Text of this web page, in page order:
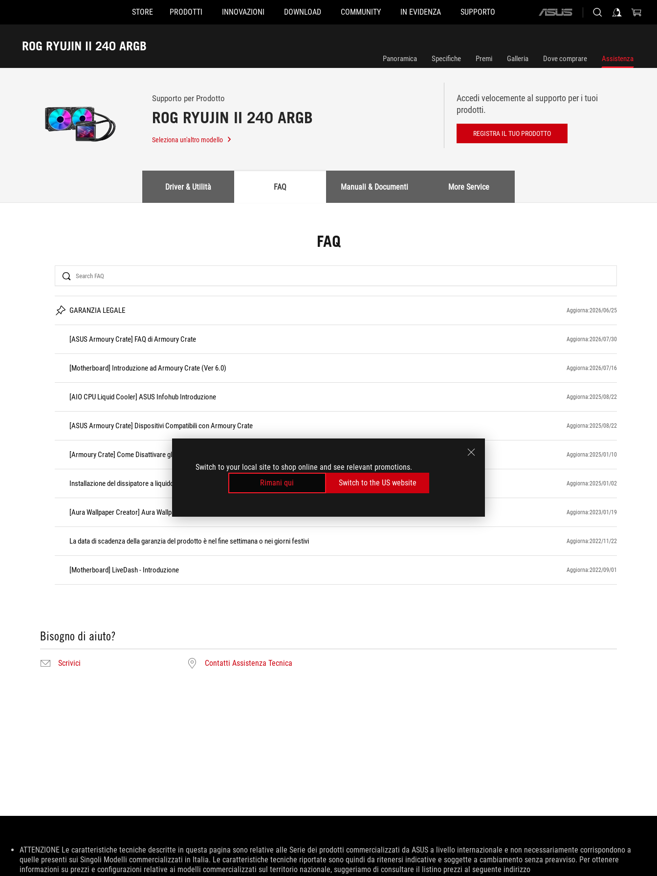
Switch to your local site to shop online and see relevant promotions.
Rimani qui
Switch to the US website
Accessibility links
STORE PRODOTTI INNOVAZIONI DOWNLOAD COMMUNITY IN EVIDENZA SUPPORTO
ASUS
ROG RYUJIN II 240 ARGB
Assistenza
Panoramica Specifiche Premi Galleria Dove comprare Assistenza
Supporto per Prodotto
ROG RYUJIN II 240 ARGB
Seleziona un'altro modello
Accedi velocemente al supporto per i tuoi
prodotti.
REGISTRA IL TUO PRODOTTO
Driver & Utilità FAQ Manuali & Documenti More Service
FAQ
Search
GARANZIA LEGALE Aggiorna:2026/06/25
[ASUS Armoury Crate] FAQ di Armoury Crate Aggiorna:2026/07/30
[Motherboard] Introduzione ad Armoury Crate (Ver 6.0) Aggiorna:2026/07/16
[AIO CPU Liquid Cooler] ASUS Infohub Introduzione Aggiorna:2025/08/22
[ASUS Armoury Crate] Dispositivi Compatibili con Armoury Crate Aggiorna:2025/08/22
[Armoury Crate] Come Disattivare gli effetti festivi Festive Effects? Aggiorna:2025/01/10
Installazione del dissipatore a liquido ROG RYUJIN II serie AIO Aggiorna:2025/01/02
[Aura Wallpaper Creator] Aura Wallpaper Creator FAQ Aggiorna:2023/01/19
La data di scadenza della garanzia del prodotto è nel fine settimana o nei giorni festivi Aggiorna:2022/11/22
[Motherboard] LiveDash - Introduzione Aggiorna:2022/09/01
Bisogno di aiuto?
Scrivici Contatti Assistenza Tecnica
Disclaimer
ATTENZIONE Le caratteristiche tecniche descritte in questa pagina sono relative alle Serie dei prodotti commercializzati da ASUS a livello internazionale e non necessariamente corrispondono a
quelle presenti sui Singoli Modelli commercializzati in Italia. Le caratteristiche tecniche riportate sono quindi da ritenersi indicative e soggette a cambiamento senza preavviso. Per ottenere
informazioni su prezzi e configurazioni relative ai modelli commercializzati sul territorio nazionale, suggeriamo di consultare il listino prezzi al seguente indirizzo